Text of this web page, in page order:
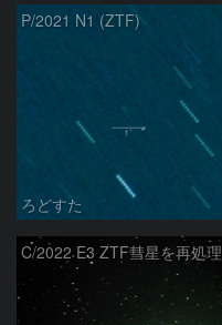
P/2021 N1 (ZTF)
ろどすた
C/2022 E3 ZTF彗星を再処理